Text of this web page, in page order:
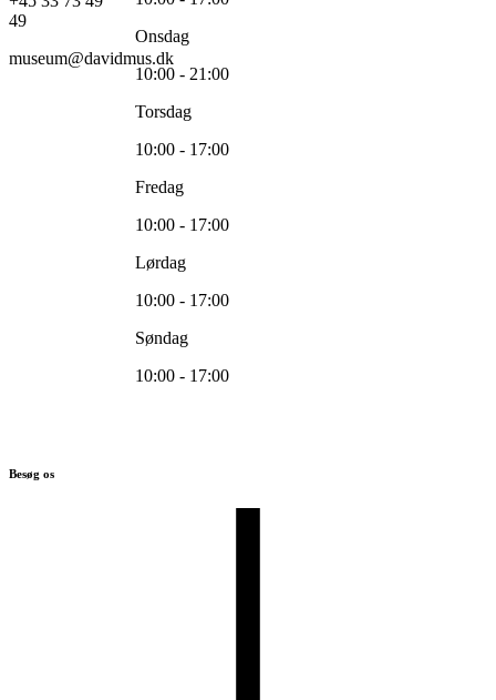
49
museum@davidmus.dk
Onsdag
10:00 - 21:00
Torsdag
10:00 - 17:00
Fredag
10:00 - 17:00
Lørdag
10:00 - 17:00
Søndag
10:00 - 17:00
Besøg os